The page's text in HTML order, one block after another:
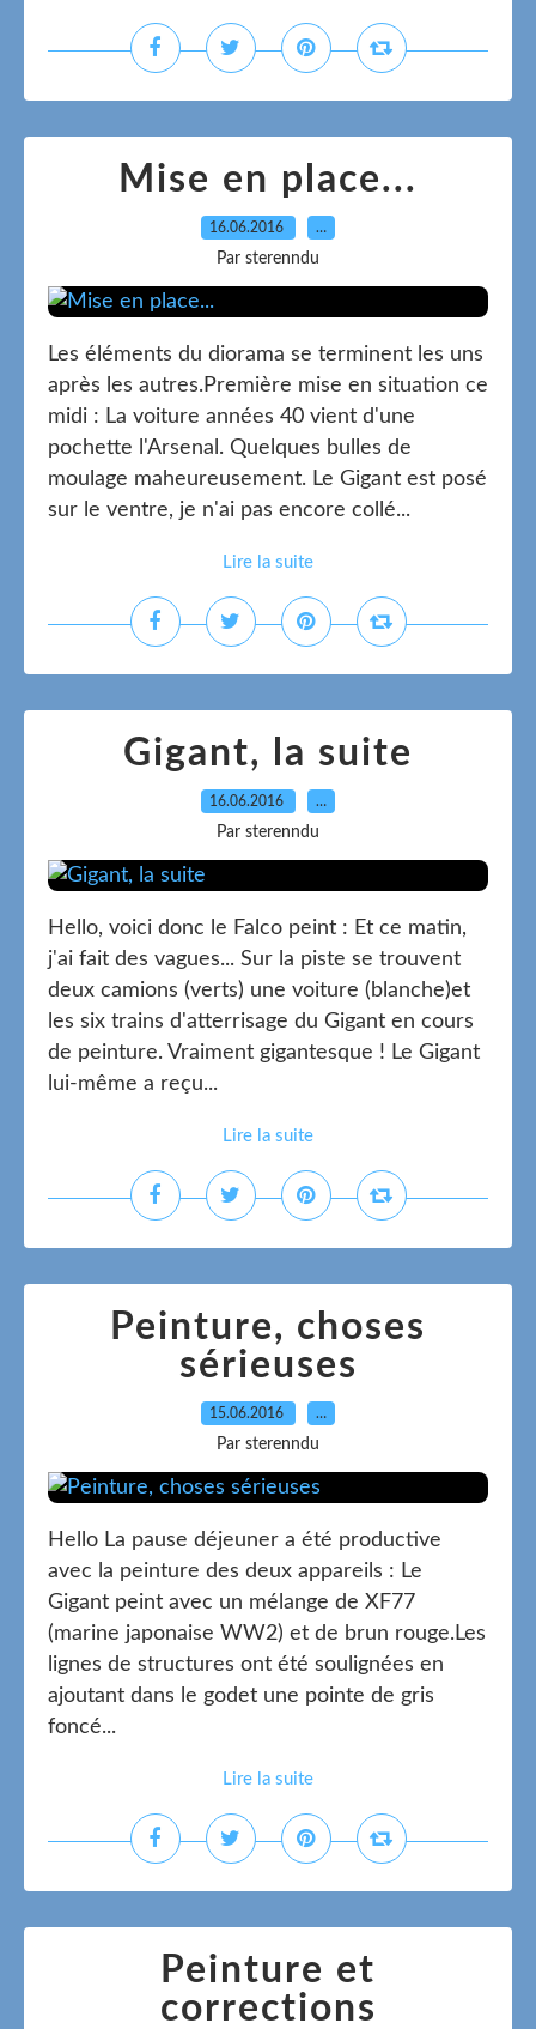
Mise en place...
16.06.2016 …
Par sterenndu
Les éléments du diorama se terminent les uns
après les autres.Première mise en situation ce
midi : La voiture années 40 vient d'une
pochette l'Arsenal. Quelques bulles de
moulage maheureusement. Le Gigant est posé
sur le ventre, je n'ai pas encore collé...
Lire la suite
Gigant, la suite
16.06.2016 …
Par sterenndu
Hello, voici donc le Falco peint : Et ce matin,
j'ai fait des vagues... Sur la piste se trouvent
deux camions (verts) une voiture (blanche)et
les six trains d'atterrisage du Gigant en cours
de peinture. Vraiment gigantesque ! Le Gigant
lui-même a reçu...
Lire la suite
Peinture, choses
sérieuses
15.06.2016 …
Par sterenndu
Hello La pause déjeuner a été productive
avec la peinture des deux appareils : Le
Gigant peint avec un mélange de XF77
(marine japonaise WW2) et de brun rouge.Les
lignes de structures ont été soulignées en
ajoutant dans le godet une pointe de gris
foncé...
Lire la suite
Peinture et
corrections